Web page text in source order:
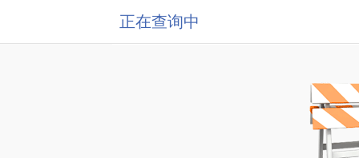
正在查询中